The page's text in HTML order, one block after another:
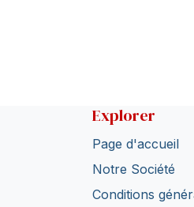
Explorer
Page d'accueil
Notre Société
Conditions